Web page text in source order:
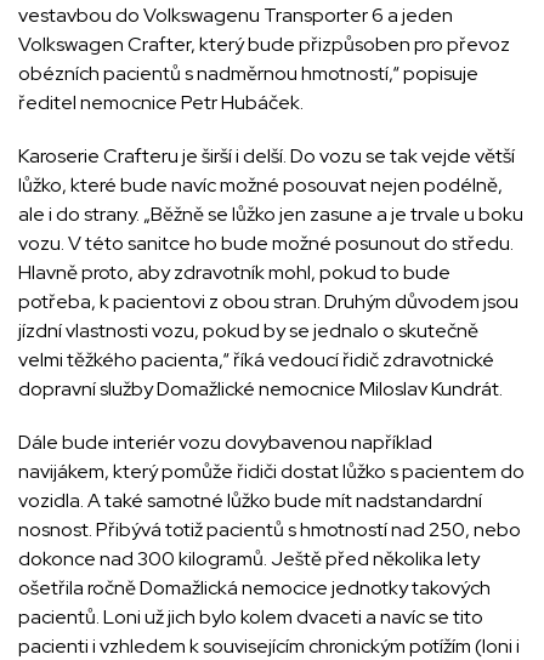
vestavbou do Volkswagenu Transporter 6 a jeden
Volkswagen Crafter, který bude přizpůsoben pro převoz
obézních pacientů s nadměrnou hmotností,“ popisuje
ředitel nemocnice Petr Hubáček.
Karoserie Crafteru je širší i delší. Do vozu se tak vejde větší
lůžko, které bude navíc možné posouvat nejen podélně,
ale i do strany. „Běžně se lůžko jen zasune a je trvale u boku
vozu. V této sanitce ho bude možné posunout do středu.
Hlavně proto, aby zdravotník mohl, pokud to bude
potřeba, k pacientovi z obou stran. Druhým důvodem jsou
jízdní vlastnosti vozu, pokud by se jednalo o skutečně
velmi těžkého pacienta,“ říká vedoucí řidič zdravotnické
dopravní služby Domažlické nemocnice Miloslav Kundrát.
Dále bude interiér vozu dovybavenou například
navijákem, který pomůže řidiči dostat lůžko s pacientem do
vozidla. A také samotné lůžko bude mít nadstandardní
nosnost. Přibývá totiž pacientů s hmotností nad 250, nebo
dokonce nad 300 kilogramů. Ještě před několika lety
ošetřila ročně Domažlická nemocice jednotky takových
pacientů. Loni už jich bylo kolem dvaceti a navíc se tito
pacienti i vzhledem k souvisejícím chronickým potížím (loni i